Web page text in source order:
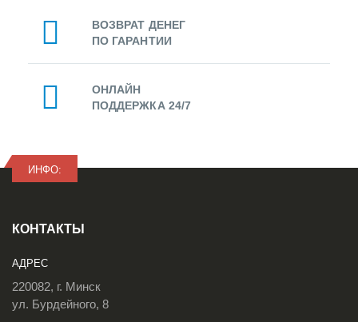
ВОЗВРАТ ДЕНЕГ
ПО ГАРАНТИИ
ОНЛАЙН
ПОДДЕРЖКА 24/7
ИНФО:
КОНТАКТЫ
АДРЕС
220082, г. Минск
ул. Бурдейного, 8